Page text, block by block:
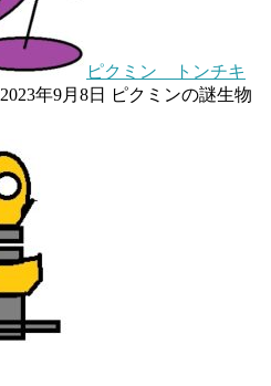
ピクミン トンチキ
2023年9月8日
ピクミンの謎生物